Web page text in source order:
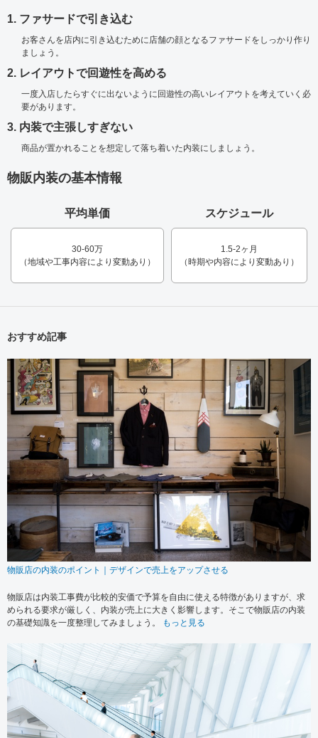
1. ファサードで引き込む
お客さんを店内に引き込むために店舗の顔となるファサードをしっかり作り
ましょう。
2. レイアウトで回遊性を高める
一度入店したらすぐに出ないように回遊性の高いレイアウトを考えていく必
要があります。
3. 内装で主張しすぎない
商品が置かれることを想定して落ち着いた内装にしましょう。
物販内装の基本情報
平均単価
30-60万
（地域や工事内容により変動あり）
スケジュール
1.5-2ヶ月
（時期や内容により変動あり）
おすすめ記事
物販店の内装のポイント｜デザインで売上をアップさせる
物販店は内装工事費が比較的安価で予算を自由に使える特徴がありますが、求
められる要求が厳しく、内装が売上に大きく影響します。そこで物販店の内装
の基礎知識を一度整理してみましょう。
もっと見る